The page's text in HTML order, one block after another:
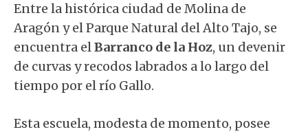
Entre la histórica ciudad de Molina de
Aragón y el Parque Natural del Alto Tajo, se
encuentra elBarranco de la Hoz, un devenir
de curvas y recodos labrados a lo largo del
tiempo por el río Gallo.
Esta escuela, modesta de momento, posee